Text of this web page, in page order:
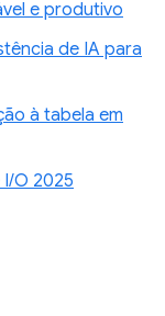
e produtivo
de IA para
à tabela em
O 2025